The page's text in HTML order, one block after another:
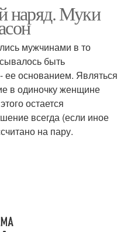
наряд. Муки
мужчинами в то
быть
основанием. Являться
в одиночку женщине
остается
всегда (если иное
на пару.